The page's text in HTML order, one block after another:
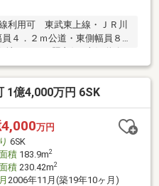
利用可 東武東上線・ＪＲ川
４．２ｍ公道・東側幅員８
０．４２㎡（６９．７０
駐車ですが北側・南側両方
納戸２の二世帯向き注文住宅
合金メッキ鋼板ぶき２階
床面積：１階９３．４４㎡
㎡（５５．６２坪）■リフ
根ガルバリウム施工
1億4,000万円 6SK
万円
6SK
積183.9m2
積230.42m2
2006年11月(築19年10ヶ月)